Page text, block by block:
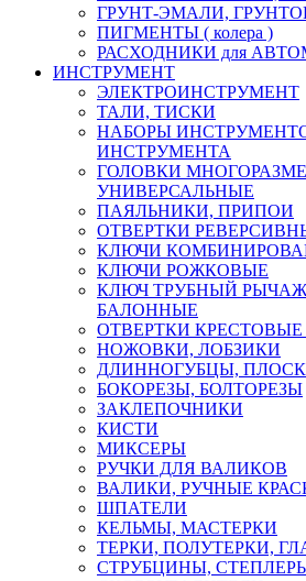
ГРУНТ-ЭМАЛИ,
ПИГМЕНТЫ ( колера )
РАСХОДНИКИ для
ИНСТРУМЕНТ
ЭЛЕКТРОИНСТРУМЕНТ
ТАЛИ, ТИСКИ
НАБОРЫ
ИНСТРУМЕНТА
ГОЛОВКИ
УНИВЕРСАЛЬНЫЕ
ПАЯЛЬНИКИ, ПРИПОИ
ОТВЕРТКИ
КЛЮЧИ
КЛЮЧИ РОЖКОВЫЕ
КЛЮЧ ТРУБНЫЙ
БАЛОННЫЕ
ОТВЕРТКИ КРЕСТОВЫЕ
НОЖОВКИ, ЛОБЗИКИ
ДЛИННОГУБЦЫ,
БОКОРЕЗЫ, БОЛТОРЕЗЫ
ЗАКЛЕПОЧНИКИ
КИСТИ
МИКСЕРЫ
РУЧКИ ДЛЯ ВАЛИКОВ
ВАЛИКИ, РУЧНЫЕ
ШПАТЕЛИ
КЕЛЬМЫ, МАСТЕРКИ
ТЕРКИ, ПОЛУТЕРКИ,
СТРУБЦИНЫ,